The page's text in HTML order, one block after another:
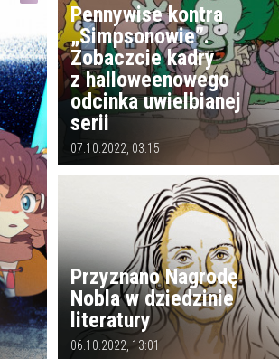
Pennywise kontra
„Simpsonowie”.
Zobaczcie kadry
z halloweenowego
odcinka uwielbianej
serii
07.10.2022, 03:15
Przyznano Nagrodę
Nobla w dziedzinie
literatury
06.10.2022, 13:01